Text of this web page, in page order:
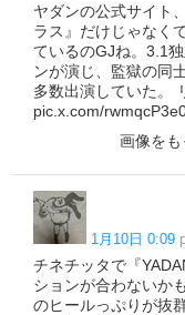
ヤダンの公式サイト
ラス』だけじゃなく
ているのGJね。3.1
ンが演じ、監獄の同
多数出演していた。
pic.x.com/
画像をも
1月10日 0:09
チネチッタで『
ションが合わないか
のヒールっぷりが抜